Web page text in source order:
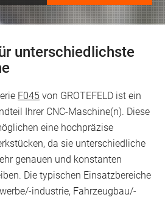
unterschiedlichste
F045 von GROTEFELD ist ein
Ihrer CNC-Maschine(n). Diese
eine hochpräzise
da sie unterschiedliche
genauen und konstanten
Die typischen Einsatzbereiche
industrie, Fahrzeugbau/-